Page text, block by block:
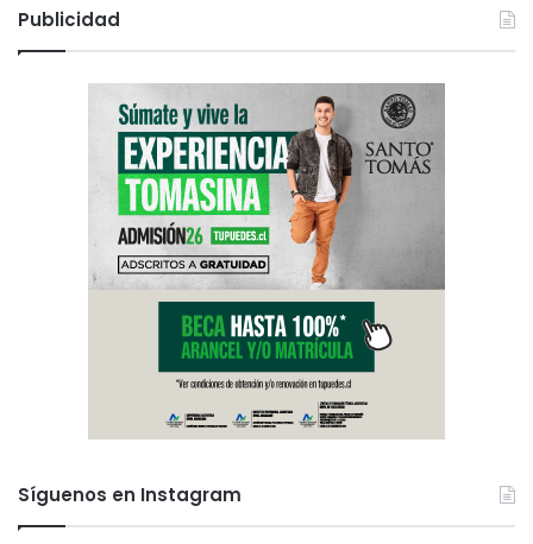
Publicidad
Síguenos en Instagram